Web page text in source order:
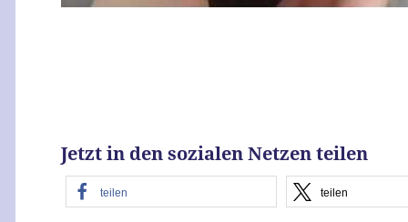
Jetzt in den sozialen Netzen teilen
teilen teilen